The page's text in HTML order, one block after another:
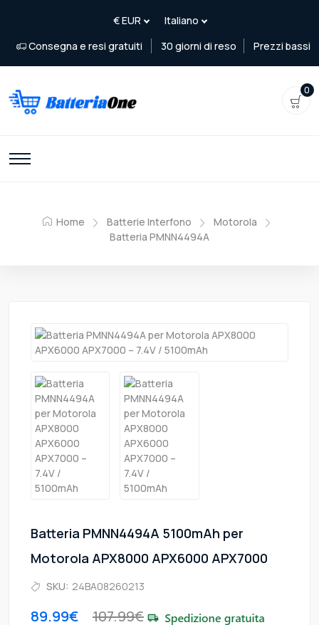
Consegna e resi gratuiti 30 giorni di reso Prezzi bassi
0
Home Batterie Interfono
Motorola
Batteria PMNN4494A
Batteria PMNN4494A 5100mAh per
Motorola APX8000 APX6000 APX7000
SKU: 24BA08260213
89.99€ 107.99€